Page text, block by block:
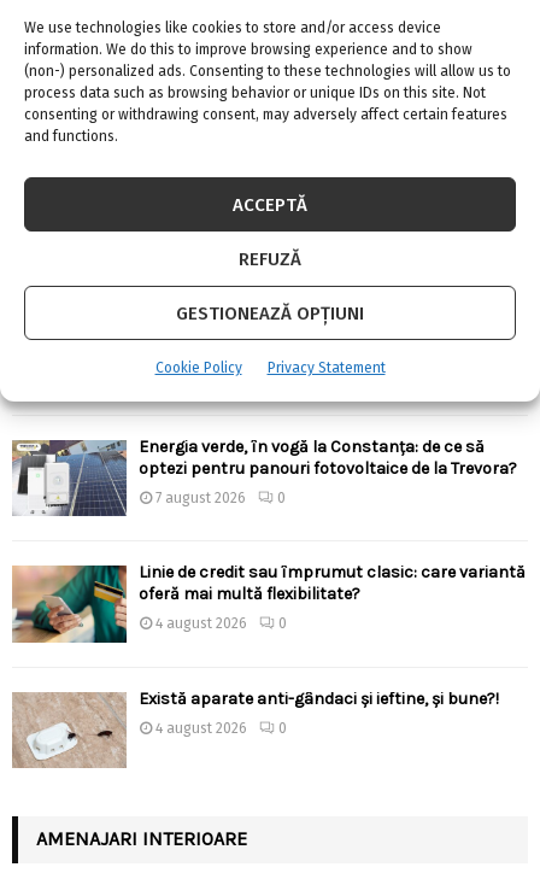
We use technologies like cookies to store and/or access device
information. We do this to improve browsing experience and to show
(non-) personalized ads. Consenting to these technologies will allow us to
process data such as browsing behavior or unique IDs on this site. Not
consenting or withdrawing consent, may adversely affect certain features
and functions.
ACCEPTĂ
REFUZĂ
GESTIONEAZĂ OPȚIUNI
Cookie Policy Privacy Statement
ARTICOLE RECENTE
Confort termic pe timpul verii cu soluțiile de
climatizare de la Casa Instalatorului
Top 5 meserii în domeniul construcțiilor
Energia verde, în vogă la Constanța: de ce să
optezi pentru panouri fotovoltaice de la Trevora?
7 august 2026 0
Linie de credit sau împrumut clasic: care variantă
oferă mai multă flexibilitate?
4 august 2026 0
Există aparate anti-gândaci și ieftine, și bune?!
4 august 2026 0
AMENAJARI INTERIOARE